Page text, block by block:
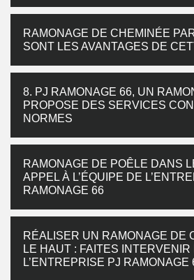
RAMONAGE DE CHEMINÉE
SONT LES AVANTAGES DE
8. PJ RAMONAGE 66, UN
PROPOSE DES SERVICES
NORMES
RAMONAGE DE POÊLE DANS
APPEL À L’ÉQUIPE DE
RAMONAGE 66
RÉALISER UN RAMONAGE DE
LE HAUT : FAITES INTERVENIR
L’ENTREPRISE PJ RAMONAGE